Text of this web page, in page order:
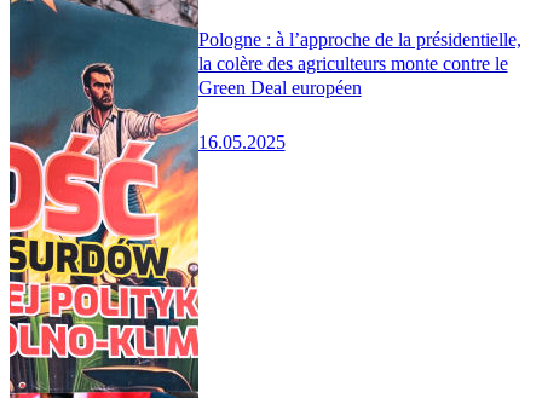
Pologne : à l’approche de la présidentielle,
la colère des agriculteurs monte contre le
Green Deal européen
16.05.2025